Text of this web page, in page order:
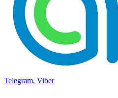
Telegram, Viber